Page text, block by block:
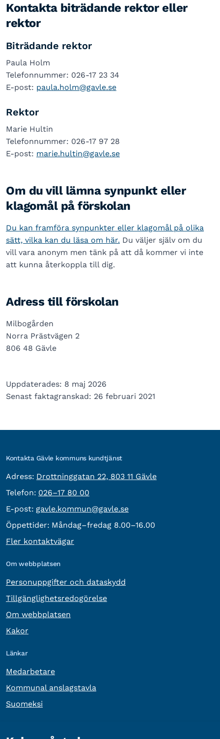
Kontakta biträdande rektor eller
rektor
Biträdande rektor
Paula Holm
Telefonnummer: 026-17 23 34
E-post: paula.holm@gavle.se
Rektor
Marie Hultin
Telefonnummer: 026-17 97 28
E-post: marie.hultin@gavle.se
Om du vill lämna synpunkt eller
klagomål på förskolan
Du kan framföra synpunkter eller klagomål på olika
sätt, vilka kan du läsa om här. Du väljer själv om du
vill vara anonym men tänk på att då kommer vi inte
att kunna återkoppla till dig.
Adress till förskolan
Milbogården
Norra Prästvägen 2
806 48 Gävle
Uppdaterades: 8 maj 2026
Senast faktagranskad: 26 februari 2021
Kontakta Gävle kommuns kundtjänst
Adress: besöksadress:
Drottninggatan 22, 803 11 Gävle
Telefon: Telefon:
026–17 80 00
E-post: E-post:
gavle.kommun@gavle.se
Öppettider: Måndag–fredag 8.00–16.00
Fler kontaktvägar
Om webbplatsen
Personuppgifter och dataskydd
Tillgänglighetsredogörelse
Om webbplatsen
Kakor
Länkar
Medarbetare
Kommunal anslagstavla
Suomeksi